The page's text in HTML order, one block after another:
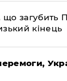
що загубить
кінець